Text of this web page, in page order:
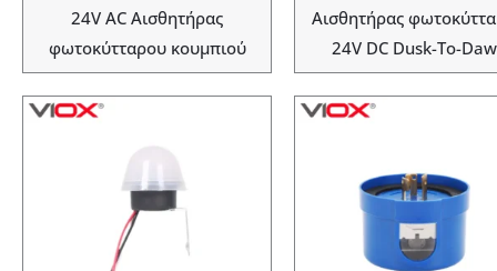
24V AC Αισθητήρας
φωτοκύτταρου κουμπιού
Αισθητήρας
24V DC Dusk-To-